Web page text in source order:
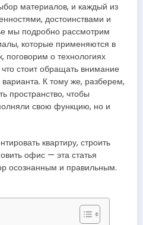
материалов, и каждый из
достоинствами и
мы подробно рассмотрим
которые применяются в
поговорим о технологиях
стоит обращать внимание
К тому же, разберем,
пространство, чтобы
свою функцию, но и
квартиру, строить
офис — эта статья
осознанным и правильным.